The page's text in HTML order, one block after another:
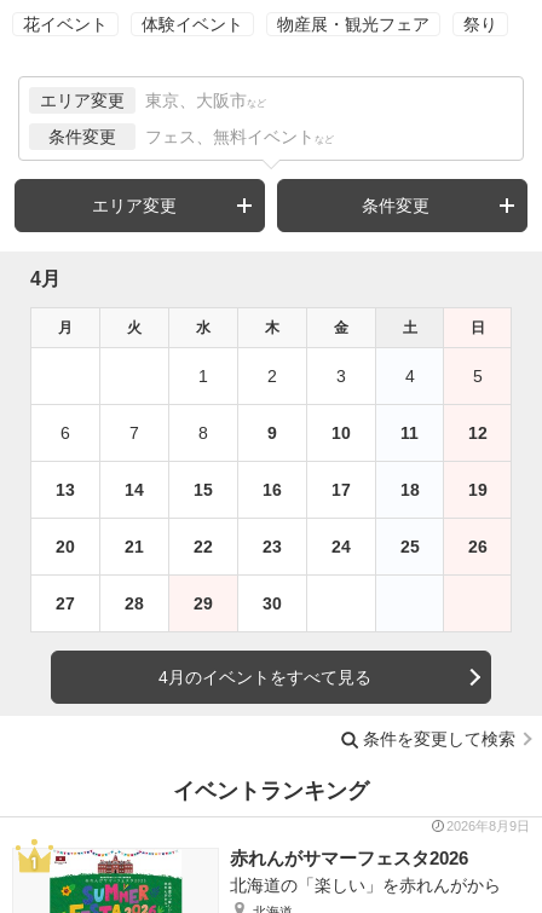
花イベント 体験イベント 物産展・観光フェア 祭り
エリア変更 東京、大阪市 など
条件変更 フェス、無料イベント など
エリア変更 条件変更
4月
月 火 水 木 金 土 日
1 2 3 4 5
6 7 8 9 10 11 12
13 14 15 16 17 18 19
20 21 22 23 24 25 26
27 28 29 30
4月のイベントをすべて見る
条件を変更して検索
イベントランキング
2026年8月9日
赤れんがサマーフェスタ2026
北海道の「楽しい」を赤れんがから